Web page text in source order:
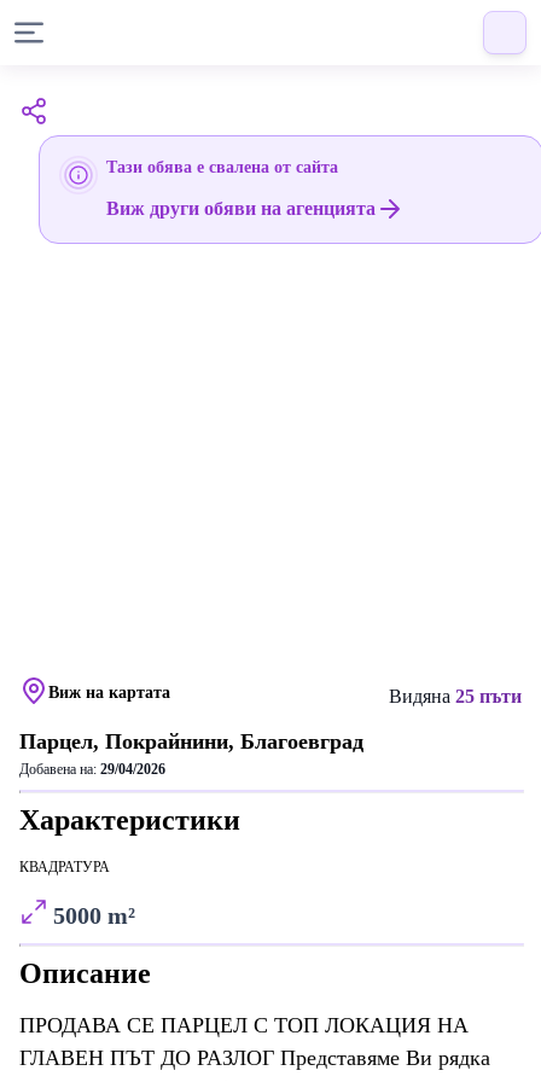
Тази обява е свалена от сайта
Виж други обяви на агенцията
Виж на картата Видяна 25 пъти
Парцел, Покрайнини, Благоевград
Добавена на: 29/04/2026
Характеристики
КВАДРАТУРА
5000 m²
Описание
ПРОДАВА СЕ ПАРЦЕЛ С ТОП ЛОКАЦИЯ НА
ГЛАВЕН ПЪТ ДО РАЗЛОГ Представяме Ви рядка